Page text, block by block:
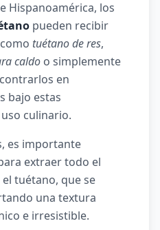
Hispanoamérica, los
pueden recibir
tuétano de res,
caldo o simplemente
en
bajo estas
culinario.
es importante
extraer todo el
tuétano, que se
una textura
e irresistible.